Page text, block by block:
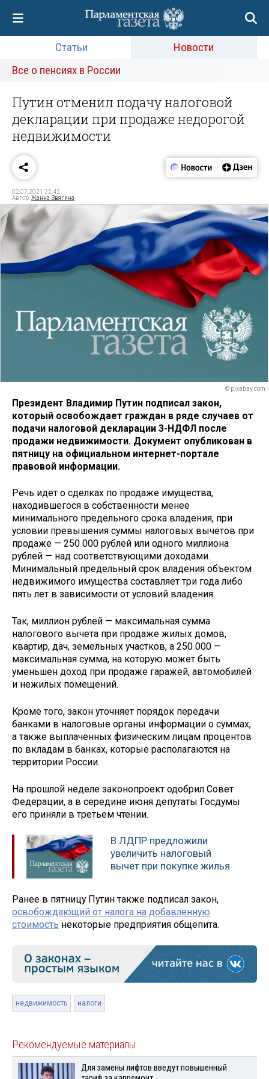
Статьи
Новости
Все о пенсиях в России
Путин отменил подачу налоговой
декларации при продаже недорогой
недвижимости
02.07.2021 22:42
Автор:Жанна Звягина
© pixabay.com
Президент Владимир Путин подписал закон,
который освобождает граждан в ряде случаев от
подачи налоговой декларации 3-НДФЛ после
продажи недвижимости. Документ опубликован в
пятницу на официальном интернет-портале
правовой информации.
Речь идет о сделках по продаже имущества,
находившегося в собственности менее
минимального предельного срока владения, при
условии превышения суммы налоговых вычетов при
продаже — 250 000 рублей или одного миллиона
рублей — над соответствующими доходами.
Минимальный предельный срок владения объектом
недвижимого имущества составляет три года либо
пять лет в зависимости от условий владения.
Так, миллион рублей — максимальная сумма
налогового вычета при продаже жилых домов,
квартир, дач, земельных участков, а 250 000 —
максимальная сумма, на которую может быть
уменьшен доход при продаже гаражей, автомобилей
и нежилых помещений.
Кроме того, закон уточняет порядок передачи
банками в налоговые органы информации о суммах,
а также выплаченных физическим лицам процентов
по вкладам в банках, которые располагаются на
территории России.
На прошлой неделе законопроект одобрил Совет
Федерации, а в середине июня депутаты Госдумы
его приняли в третьем чтении.
В ЛДПР предложили
увеличить налоговый
вычет при покупке жилья
Ранее в пятницу Путин также подписал закон,
освобождающий от налога на добавленную
стоимость некоторые предприятия общепита.
недвижимость налоги
Рекомендуемые материалы
Для замены лифтов введут повышенный